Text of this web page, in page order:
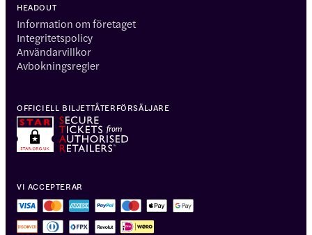
HEADOUT
Information om företaget
Integritetspolicy
Användarvillkor
Avbokningsregler
VI ACCEPTERAR
OFFICIELL BILJETTÅTERFÖRSÄLJARE